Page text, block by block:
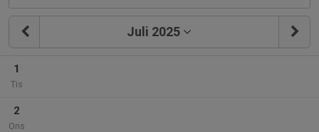
Juli 2025
1
Tis
2
Ons